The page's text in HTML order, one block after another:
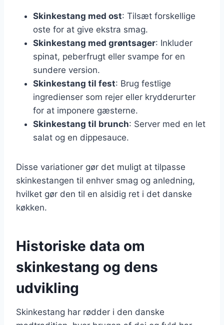
Skinkestang med ost: Tilsæt forskellige
oste for at give ekstra smag.
Skinkestang med grøntsager: Inkluder
spinat, peberfrugt eller svampe for en
sundere version.
Skinkestang til fest: Brug festlige
ingredienser som rejer eller krydderurter
for at imponere gæsterne.
Skinkestang til brunch: Server med en let
salat og en dippesauce.
Disse variationer gør det muligt at tilpasse
skinkestangen til enhver smag og anledning,
hvilket gør den til en alsidig ret i det danske
køkken.
Historiske data om
skinkestang og dens
udvikling
Skinkestang har rødder i den danske